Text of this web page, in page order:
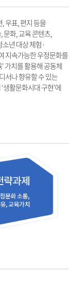
우표, 편지 등을
문화, 교육 콘텐츠,
년 대상 체험·
지속가능한 우정문화를
가치를 활용해 공동체
서나 향유할 수 있는
생활문화시대 구현’에